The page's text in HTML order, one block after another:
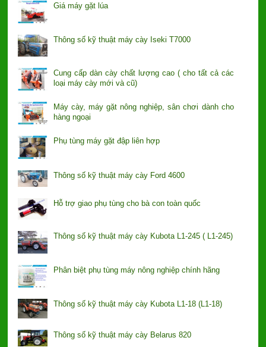
Giá máy gặt lúa
Thông số kỹ thuật máy cày Iseki T7000
Cung cấp dàn cày chất lượng cao ( cho tất cả các
loại máy cày mới và cũ)
Máy cày, máy gặt nông nghiệp, sân chơi dành cho
hàng ngoại
Phụ tùng máy gặt đập liên hợp
Thông số kỹ thuật máy cày Ford 4600
Hỗ trợ giao phụ tùng cho bà con toàn quốc
Thông số kỹ thuật máy cày Kubota L1-245 ( L1-245)
Phân biệt phụ tùng máy nông nghiệp chính hãng
Thông số kỹ thuật máy cày Kubota L1-18 (L1-18)
Thông số kỹ thuật máy cày Belarus 820